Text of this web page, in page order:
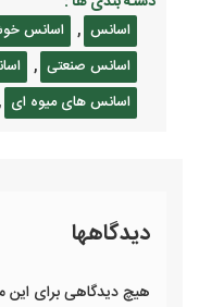
اسانس , اسانس
اسانس صنعتی ,
اسانس های میوه ای
دیدگاهها
هیچ دیدگاهی برای